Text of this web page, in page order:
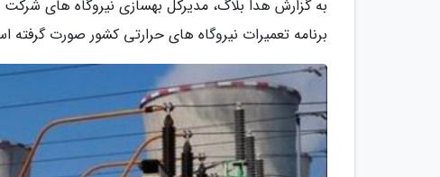
برنامه تعمیرات نیروگاه های حرارتی کشور صورت گرفته